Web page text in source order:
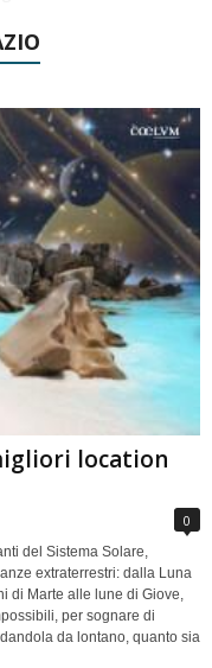
location
0
del Sistema Solare,
extraterrestri: dalla Luna
di Marte alle lune di Giove,
per sognare di
da lontano, quanto sia